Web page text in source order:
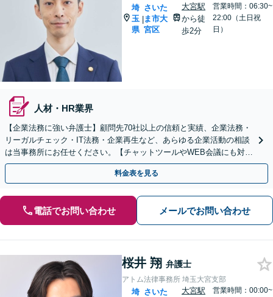
埼
玉
県
|
さいた
ま市大
宮区
大宮駅
から徒
歩2分
営業時間：06:30~
22:00（土日祝
日）
人材・HR業界
【企業法務に強い弁護士】顧問先70社以上の信頼と実績、企業法務・
リーガルチェック・IT法務・企業再生など、あらゆる企業活動の相談
は当事務所にお任せください。【チャットツールやWEB会議にも対
応】
料金表を見る
電話でお問い合わせ メールでお問い合わせ
桜井 翔 弁護士
アトム法律事務所 埼玉大宮支部
埼 さいた
大宮駅
営業時間：00:00~